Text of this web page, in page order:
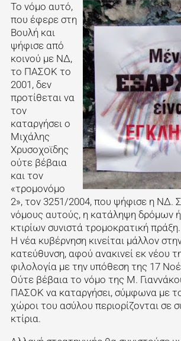
Το νόμο αυτό,
που έφερε στη
Βουλή και
ψήφισε από
κοινού με ΝΔ,
το ΠΑΣΟΚ το
2001, δεν
προτίθεται να
τον
καταργήσει ο
Μιχάλης
Χρυσοχοϊδης
ούτε βέβαια
και τον
«τρομονόμο
2», τον 3251/2004, που ψήφισε η ΝΔ.
νόμους αυτούς, η κατάληψη δρόμων
κτιρίων συνιστά τρομοκρατική πράξη.
Η νέα κυβέρνηση κινείται μάλλον
κατεύθυνση, αφού ανακινεί εκ νέου
φιλολογία με την υπόθεση της 17
Ούτε βέβαια το νόμο της Μ.
ΠΑΣΟΚ να καταργήσει, σύμφωνα με
χώροι του ασύλου περιορίζονται σε
κτίρια.